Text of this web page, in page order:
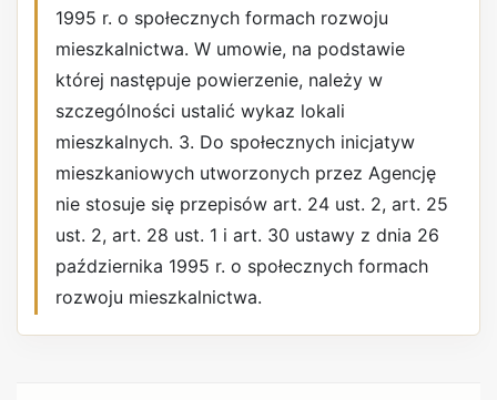
1995 r. o społecznych formach rozwoju
mieszkalnictwa. W umowie, na podstawie
której następuje powierzenie, należy w
szczególności ustalić wykaz lokali
mieszkalnych. 3. Do społecznych inicjatyw
mieszkaniowych utworzonych przez Agencję
nie stosuje się przepisów art. 24 ust. 2, art. 25
ust. 2, art. 28 ust. 1 i art. 30 ustawy z dnia 26
października 1995 r. o społecznych formach
rozwoju mieszkalnictwa.